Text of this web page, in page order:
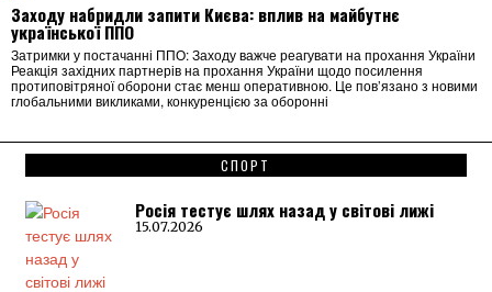
Заходу набридли запити Києва: вплив на майбутнє
української ППО
Затримки у постачанні ППО: Заходу важче реагувати на прохання України
Реакція західних партнерів на прохання України щодо посилення
протиповітряної оборони стає менш оперативною. Це пов’язано з новими
глобальними викликами, конкуренцією за оборонні
СПОРТ
Росія тестує шлях назад у світові лижі
15.07.2026